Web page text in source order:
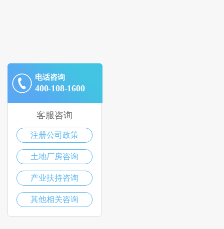
电话咨询
400-108-1600
客服咨询
注册公司政策
土地厂房咨询
产业扶持咨询
其他相关咨询